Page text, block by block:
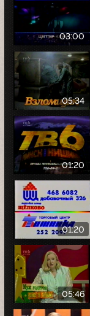
03:00
05:34
01:20
01:20
05:46